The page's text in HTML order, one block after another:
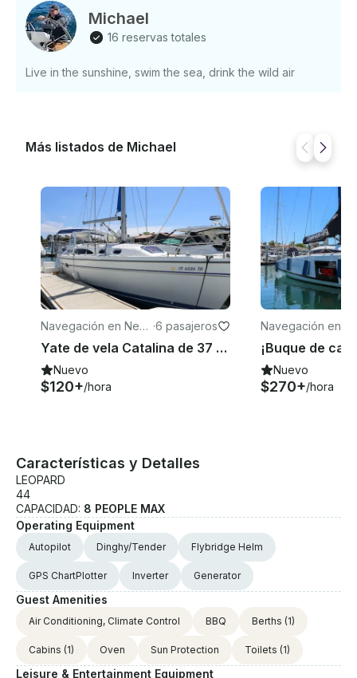
pagar. Solo tienes que pulsar «Enviar consulta de
reserva» y enviarnos una consulta para obtener una
oferta personalizada .
Michael
16 reservas totales
Live in the sunshine, swim the sea, drink the wild air
Más listados de Michael
Navegación en New
port Beach
·6 pasajeros
Yate de vela Catalina de 37 pies perfecto para parejas o grupos pequeños (MAP: ✓ 32)
Nuevo
$120+/hora
Navegación en
port Beach
Nuevo
$270+/hora
Características y Detalles
LEOPARD
44
CAPACIDAD: 8 PEOPLE MAX
Operating Equipment
Autopilot Dinghy/Tender Flybridge Helm
GPS ChartPlotter Inverter Generator
Guest Amenities
Air Conditioning, Climate Control BBQ Berths (1)
Cabins (1) Oven Sun Protection Toilets (1)
Leisure & Entertainment Equipment